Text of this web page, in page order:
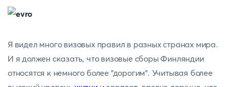
Я видел много визовых правил в разных странах мира.
И я должен сказать, что визовые сборы Финляндии
относятся к немного более "дорогим". Учитывая более